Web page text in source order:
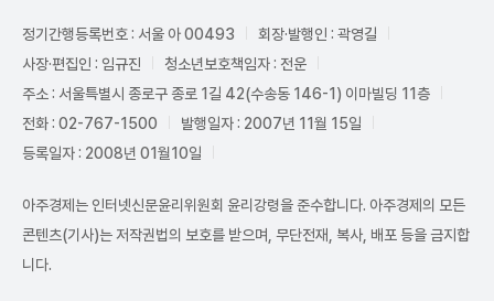
정기간행등록번호 : 서울 아 00493
회장·발행인 : 곽영길
사장·편집인 : 임규진
청소년보호책임자 : 전운
주소 : 서울특별시 종로구 종로 1길 42(수송동 146-1) 이마빌딩 11층
전화 : 02-767-1500
발행일자 : 2007년 11월 15일
등록일자 : 2008년 01월10일
아주경제는 인터넷신문윤리위원회 윤리강령을 준수합니다. 아주경제의 모든
콘텐츠(기사)는 저작권법의 보호를 받으며, 무단전재, 복사, 배포 등을 금지합
니다.